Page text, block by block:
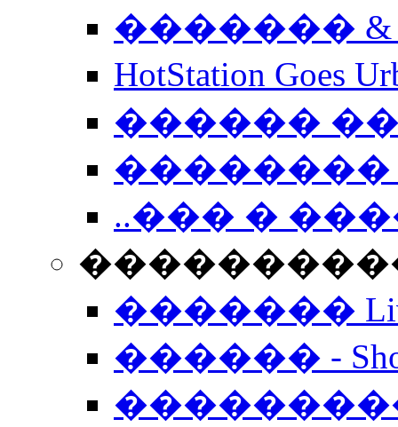
�������
HotStation
������
��������
..��� �
����������
�������
������ -